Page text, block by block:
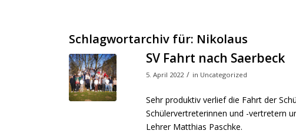
Schlagwortarchiv für: Nikolaus
SV Fahrt nach Saerbeck
5. April 2022 / in Uncategorized
Sehr produktiv verlief die Fahrt der
Schülervertreterinnen und -vertretern
Lehrer Matthias Paschke.